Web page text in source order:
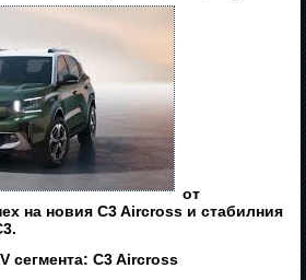
от
на новия C3 Aircross и стабилния
сегмента: C3 Aircross